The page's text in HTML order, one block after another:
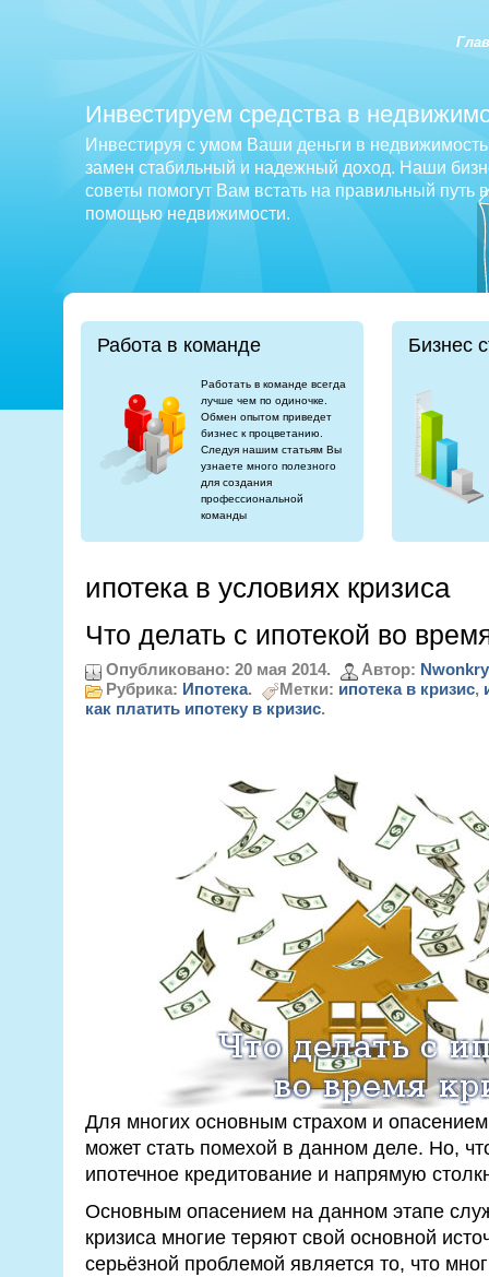
Инвестируем средства в
Инвестируя с умом Ваши деньги в
замен стабильный и надежный доход. Наши
советы помогут Вам встать на правильный путь
помощью недвижимости.
Работа в команде
Работать в команде всегда
лучше чем по одиночке.
Обмен опытом приведет
бизнес к процветанию.
Следуя нашим статьям Вы
узнаете много полезного
для создания
профессиональной
команды
Бизнес
ипотека в условиях кризиса
Что делать с ипотекой во
Опубликовано: 20 мая 2014. Автор: Nwonkry
Рубрика: Ипотека. Метки: ипотека в кризис,
как платить ипотеку в кризис.
Для многих основным страхом и
может стать помехой в данном деле. Но,
ипотечное кредитование и напрямую
Основным опасением на данном этапе
кризиса многие теряют свой основной
серьёзной проблемой является то, что